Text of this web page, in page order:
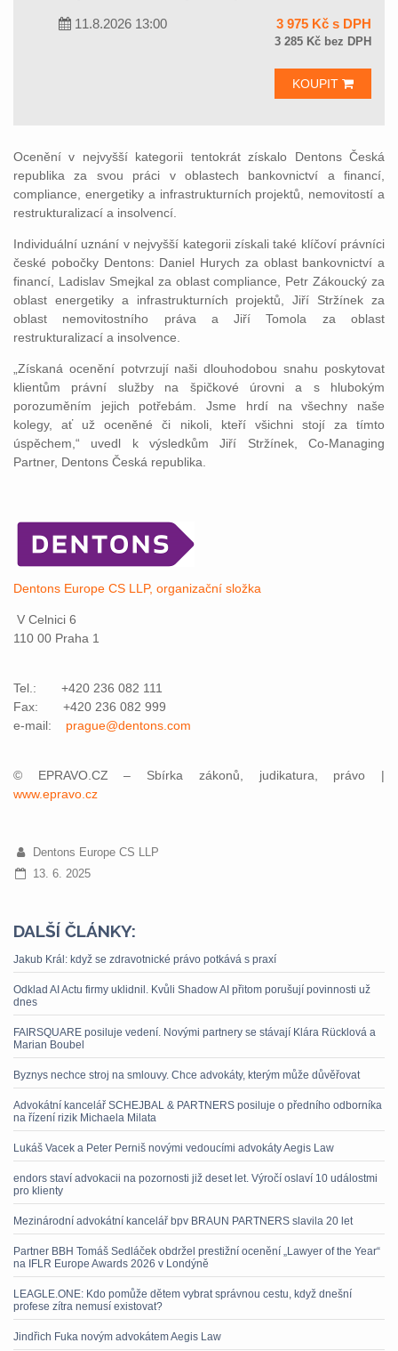
11.8.2026 13:00 3 975 Kč s DPH
3 285 Kč bez DPH
KOUPIT
Ocenění v nejvyšší kategorii tentokrát získalo Dentons Česká
republika za svou práci v oblastech bankovnictví a financí,
compliance, energetiky a infrastrukturních projektů, nemovitostí a
restrukturalizací a insolvencí.
Individuální uznání v nejvyšší kategorii získali také klíčoví právníci
české pobočky Dentons: Daniel Hurych za oblast bankovnictví a
financí, Ladislav Smejkal za oblast compliance, Petr Zákoucký za
oblast energetiky a infrastrukturních projektů, Jiří Stržínek za
oblast nemovitostního práva a Jiří Tomola za oblast
restrukturalizací a insolvence.
„Získaná ocenění potvrzují naši dlouhodobou snahu poskytovat
klientům právní služby na špičkové úrovni a s hlubokým
porozuměním jejich potřebám. Jsme hrdí na všechny naše
kolegy, ať už oceněné či nikoli, kteří všichni stojí za tímto
úspěchem,“ uvedl k výsledkům Jiří Stržínek, Co-Managing
Partner, Dentons Česká republika.
Dentons Europe CS LLP, organizační složka
V Celnici 6
110 00 Praha 1
Tel.: +420 236 082 111
Fax: +420 236 082 999
e-mail: prague@dentons.com
© EPRAVO.CZ – Sbírka zákonů, judikatura, právo |
www.epravo.cz
Dentons Europe CS LLP
13. 6. 2025
DALŠÍ ČLÁNKY:
Jakub Král: když se zdravotnické právo potkává s praxí
Odklad AI Actu firmy uklidnil. Kvůli Shadow AI přitom porušují povinnosti už
dnes
FAIRSQUARE posiluje vedení. Novými partnery se stávají Klára Rücklová a
Marian Boubel
Byznys nechce stroj na smlouvy. Chce advokáty, kterým může důvěřovat
Advokátní kancelář SCHEJBAL & PARTNERS posiluje o předního odborníka
na řízení rizik Michaela Milata
Lukáš Vacek a Peter Perniš novými vedoucími advokáty Aegis Law
endors staví advokacii na pozornosti již deset let. Výročí oslaví 10 událostmi
pro klienty
Mezinárodní advokátní kancelář bpv BRAUN PARTNERS slavila 20 let
Partner BBH Tomáš Sedláček obdržel prestižní ocenění „Lawyer of the Year“
na IFLR Europe Awards 2026 v Londýně
LEAGLE.ONE: Kdo pomůže dětem vybrat správnou cestu, když dnešní
profese zítra nemusí existovat?
Jindřich Fuka novým advokátem Aegis Law